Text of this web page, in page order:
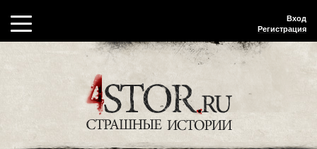
Вход
Регистрация